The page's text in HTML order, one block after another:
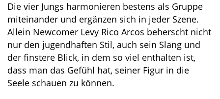
Die vier Jungs harmonieren bestens als Gruppe
miteinander und ergänzen sich in jeder Szene.
Allein Newcomer Levy Rico Arcos beherscht nicht
nur den jugendhaften Stil, auch sein Slang und
der finstere Blick, in dem so viel enthalten ist,
dass man das Gefühl hat, seiner Figur in die
Seele schauen zu können.